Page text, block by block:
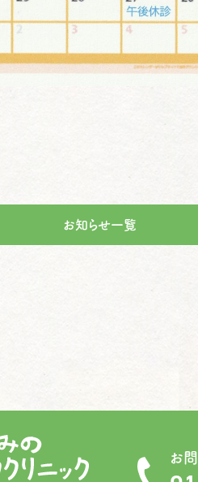
お知らせ一覧
お